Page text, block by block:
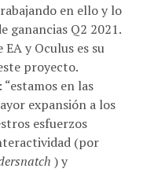
ganancias Q2 2021.
y Oculus es su
proyecto.
en las
expansión a los
esfuerzos
(por
) y
Vemos los juegos